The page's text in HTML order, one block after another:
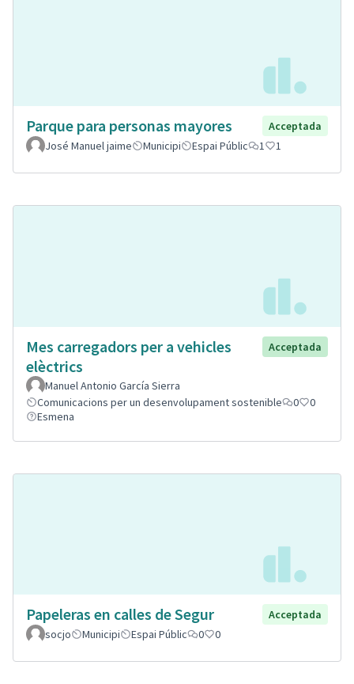
Parque para personas mayores
Acceptada
José Manuel jaime
Municipi Espai Públic 1 1
Mes carregadors per a vehicles
elèctrics
Acceptada
Manuel Antonio García Sierra
Comunicacions per un desenvolupament sostenible
0
0
Esmena
Papeleras en calles de Segur
Acceptada
socjo
Municipi Espai Públic 0 0